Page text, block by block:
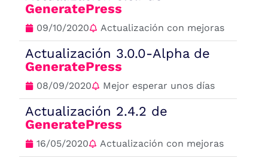
GeneratePress
09/10/2020 Actualización con mejoras
Actualización 3.0.0-Alpha de
GeneratePress
08/09/2020 Mejor esperar unos días
Actualización 2.4.2 de
GeneratePress
16/05/2020 Actualización con mejoras